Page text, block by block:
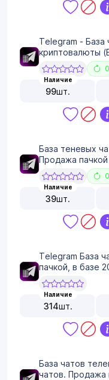
Telegram - База
криптовалюты
Наличие
99шт.
База теневых
Продажа пачкой
Наличие
39шт.
Telegram База
пачкой, в базе
Наличие
314шт.
База чатов
чатов. Продажа